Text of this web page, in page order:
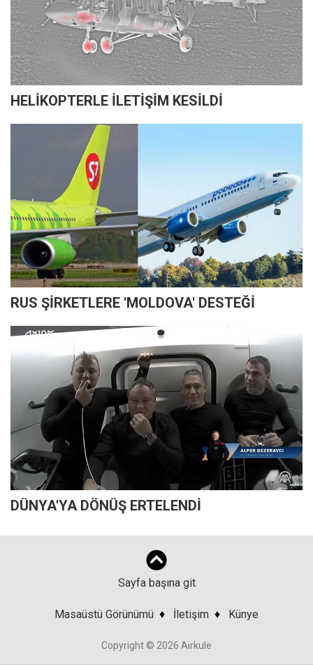
HELİKOPTERLE İLETİŞİM KESİLDİ
RUS ŞİRKETLERE 'MOLDOVA' DESTEĞİ
DÜNYA'YA DÖNÜŞ ERTELENDİ
Sayfa başına git
Masaüstü Görünümü ♦ İletişim ♦ Künye
Copyright © 2026 Airkule